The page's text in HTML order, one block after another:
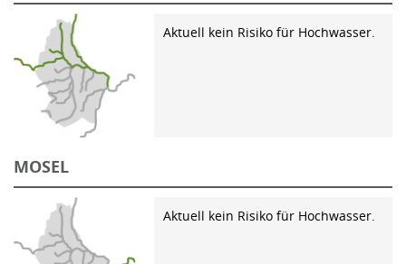
Aktuell kein Risiko für Hochwasser.
MOSEL
Aktuell kein Risiko für Hochwasser.